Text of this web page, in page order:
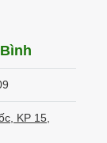
KP 15,